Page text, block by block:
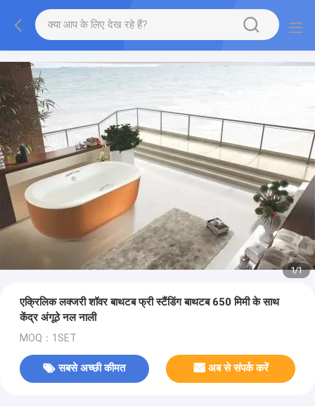
1/1
एक्रिलिक लक्जरी शॉवर बाथटब फ्री स्टैंडिंग बाथटब 650 मिमी के साथ
केंद्र अंगूठे नल नाली
MOQ：1SET
सबसे अच्छी कीमत अब से संपर्क करें